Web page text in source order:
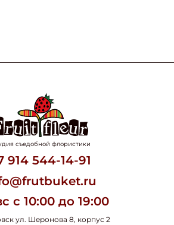
съедобной флористики
914 544-14-91
с 10:00 до 19:00
ул. Шеронова 8, корпус 2